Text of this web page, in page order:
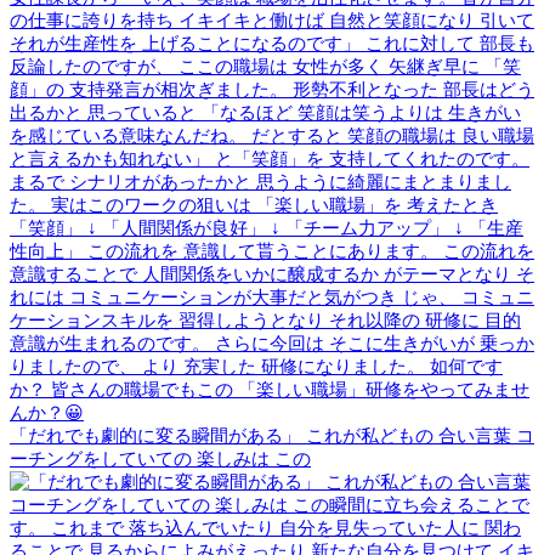
「だれでも劇的に変る瞬間がある」 これが私どもの 合い言葉 コ
ーチングをしていての 楽しみは この